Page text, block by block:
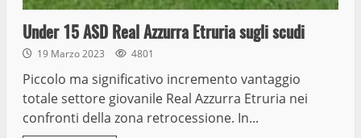
Under 15 ASD Real Azzurra Etruria sugli scudi
19 Marzo 2023 4801
Piccolo ma significativo incremento vantaggio
totale settore giovanile Real Azzurra Etruria nei
confronti della zona retrocessione. In...